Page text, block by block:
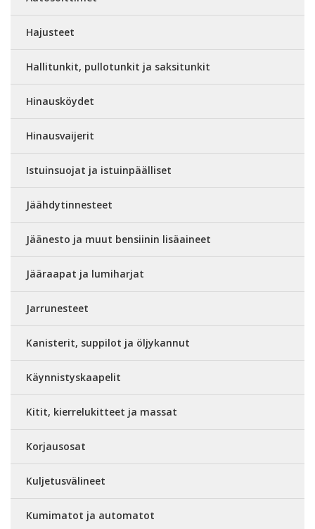
Hajusteet
Hallitunkit, pullotunkit ja saksitunkit
Hinausköydet
Hinausvaijerit
Istuinsuojat ja istuinpäälliset
Jäähdytinnesteet
Jäänesto ja muut bensiinin lisäaineet
Jääraapat ja lumiharjat
Jarrunesteet
Kanisterit, suppilot ja öljykannut
Käynnistyskaapelit
Kitit, kierrelukitteet ja massat
Korjausosat
Kuljetusvälineet
Kumimatot ja automatot